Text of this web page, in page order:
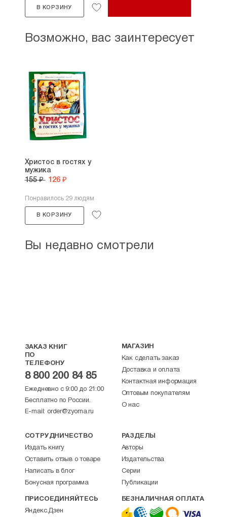
В КОРЗИНУ
Возможно, вас заинтересует
Христос в гостях у
мужика
155 ₽ 126 ₽
Понравилось 29 людям
В КОРЗИНУ
Вы недавно смотрели
ЗАКАЗ КНИГ
ПО
ТЕЛЕФОНУ
8 800 200 84 85
Ежедневно с 9:00 до 21:00
Бесплатно по России.
E-mail: order@zyorna.ru
МАГАЗИН
Как сделать заказ
Доставка и оплата
Контактная информация
Оптовым покупателям
О нас
СОТРУДНИЧЕСТВО
Издать книгу
Оставить отзыв о товаре
Написать в блог
Бонусная программа
РАЗДЕЛЫ
Авторы
Издательства
Серии
Публикации
ПРИСОЕДИНЯЙТЕСЬ
Яндекс.Дзен
БЕЗНАЛИЧНАЯ ОПЛАТА